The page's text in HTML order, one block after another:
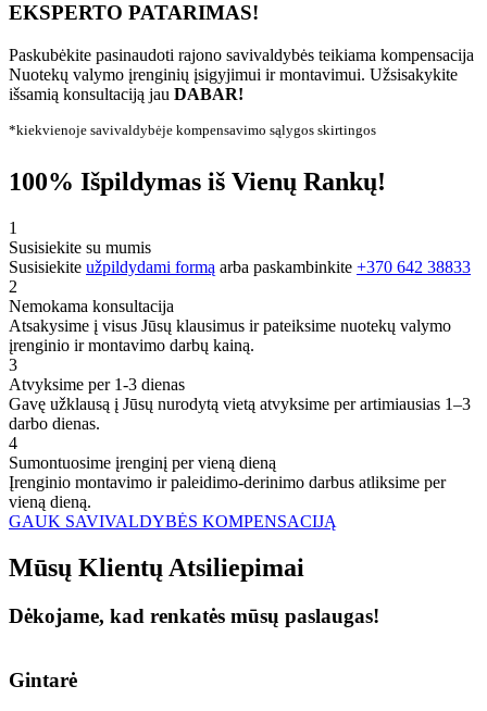
EKSPERTO PATARIMAS!
Paskubėkite pasinaudoti rajono savivaldybės teikiama kompensacija
Nuotekų valymo įrenginių įsigyjimui ir montavimui. Užsisakykite
išsamią konsultaciją jau DABAR!
*kiekvienoje savivaldybėje kompensavimo sąlygos skirtingos
100% Išpildymas iš Vienų Rankų!
1
Susisiekite su mumis
Susisiekite užpildydami formą arba paskambinkite +370 642 38833
2
Nemokama konsultacija
Atsakysime į visus Jūsų klausimus ir pateiksime nuotekų valymo
įrenginio ir montavimo darbų kainą.
3
Atvyksime per 1-3 dienas
Gavę užklausą į Jūsų nurodytą vietą atvyksime per artimiausias 1–3
darbo dienas.
4
Sumontuosime įrenginį per vieną dieną
Įrenginio montavimo ir paleidimo-derinimo darbus atliksime per
vieną dieną.
GAUK SAVIVALDYBĖS KOMPENSACIJĄ
Mūsų Klientų Atsiliepimai
Dėkojame, kad renkatės mūsų paslaugas!
Gintarė